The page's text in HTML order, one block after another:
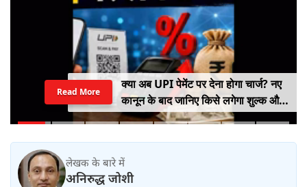
NEET पेपर लीक में बड़ा खुलासा! CBI का
दावा- NTA के अधिकारियों ने ही लीक किए
थे प्रश्नपत्र
Read More
लेखक के बारे में
अनिरुद्ध जोशी